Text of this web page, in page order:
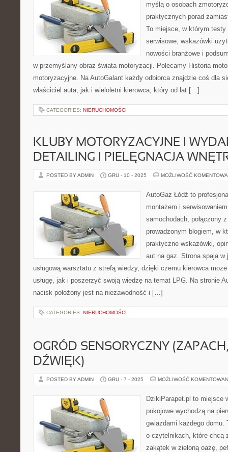
myślą o osobach
praktycznych porad
To miejsce, w którym testy
serwisowe, wskazówki
nowości branżowe i
w przemyślany obraz świata motoryzacji. Polecamy Historia
motoryzacyjne. Na AutoGalant każdy odbiorca znajdzie coś dla
właściciel auta, jak i wieloletni kierowca, który od lat […]
CATEGORIES: NIERUCHOMOŚCI
KLUBY MOTORYZACYJNE I
DETAILING I PIELĘGNACJA
POSTED BY ADMIN GRU - 10 - 2025 MOŻLIWOŚĆ
AutoGaz Łódź to
montażem i
samochodach, połączony
prowadzonym blogiem, w
praktyczne wskazówki,
aut na gaz. Strona spaja w
usługową warsztatu z strefą wiedzy, dzięki czemu kierowca
usługę, jak i poszerzyć swoją wiedzę na temat LPG. Na stronie
nacisk położony jest na niezawodność i […]
CATEGORIES: NIERUCHOMOŚCI
OGRÓD SENSORYCZNY
DŹWIĘK)
POSTED BY ADMIN GRU - 7 - 2025 MOŻLIWOŚĆ
DzikiParapet.pl to miejsce
pokojowe wychodzą na
gwiazdami każdego domu.
o czytelnikach, które chcą
zakątek w zieloną oazę,